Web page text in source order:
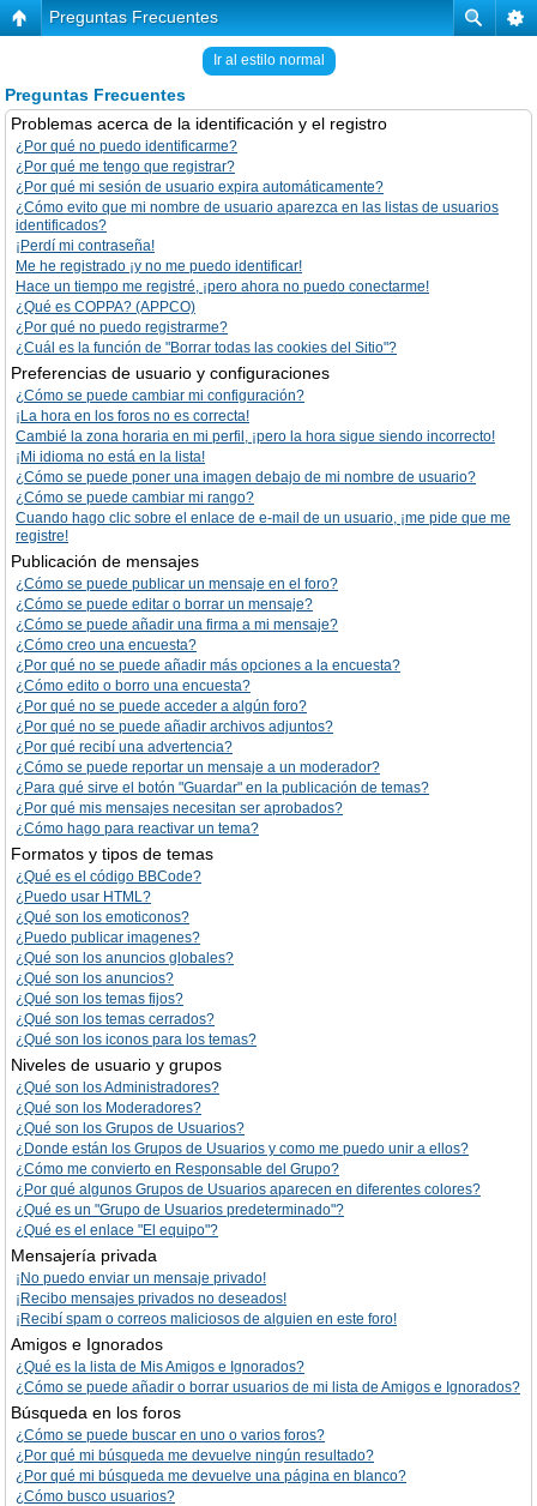
Preguntas Frecuentes
Ir al estilo normal
Preguntas Frecuentes
Problemas acerca de la identificación y el registro
¿Por qué no puedo identificarme?
¿Por qué me tengo que registrar?
¿Por qué mi sesión de usuario expira automáticamente?
¿Cómo evito que mi nombre de usuario aparezca en las listas de usuarios
identificados?
¡Perdí mi contraseña!
Me he registrado ¡y no me puedo identificar!
Hace un tiempo me registré, ¡pero ahora no puedo conectarme!
¿Qué es COPPA? (APPCO)
¿Por qué no puedo registrarme?
¿Cuál es la función de "Borrar todas las cookies del Sitio"?
Preferencias de usuario y configuraciones
¿Cómo se puede cambiar mi configuración?
¡La hora en los foros no es correcta!
Cambié la zona horaria en mi perfil, ¡pero la hora sigue siendo incorrecto!
¡Mi idioma no está en la lista!
¿Cómo se puede poner una imagen debajo de mi nombre de usuario?
¿Cómo se puede cambiar mi rango?
Cuando hago clic sobre el enlace de e-mail de un usuario, ¡me pide que me
registre!
Publicación de mensajes
¿Cómo se puede publicar un mensaje en el foro?
¿Cómo se puede editar o borrar un mensaje?
¿Cómo se puede añadir una firma a mi mensaje?
¿Cómo creo una encuesta?
¿Por qué no se puede añadir más opciones a la encuesta?
¿Cómo edito o borro una encuesta?
¿Por qué no se puede acceder a algún foro?
¿Por qué no se puede añadir archivos adjuntos?
¿Por qué recibí una advertencia?
¿Cómo se puede reportar un mensaje a un moderador?
¿Para qué sirve el botón "Guardar" en la publicación de temas?
¿Por qué mis mensajes necesitan ser aprobados?
¿Cómo hago para reactivar un tema?
Formatos y tipos de temas
¿Qué es el código BBCode?
¿Puedo usar HTML?
¿Qué son los emoticonos?
¿Puedo publicar imagenes?
¿Qué son los anuncios globales?
¿Qué son los anuncios?
¿Qué son los temas fijos?
¿Qué son los temas cerrados?
¿Qué son los iconos para los temas?
Niveles de usuario y grupos
¿Qué son los Administradores?
¿Qué son los Moderadores?
¿Qué son los Grupos de Usuarios?
¿Donde están los Grupos de Usuarios y como me puedo unir a ellos?
¿Cómo me convierto en Responsable del Grupo?
¿Por qué algunos Grupos de Usuarios aparecen en diferentes colores?
¿Qué es un "Grupo de Usuarios predeterminado"?
¿Qué es el enlace "El equipo"?
Mensajería privada
¡No puedo enviar un mensaje privado!
¡Recibo mensajes privados no deseados!
¡Recibí spam o correos maliciosos de alguien en este foro!
Amigos e Ignorados
¿Qué es la lista de Mis Amigos e Ignorados?
¿Cómo se puede añadir o borrar usuarios de mi lista de Amigos e Ignorados?
Búsqueda en los foros
¿Cómo se puede buscar en uno o varios foros?
¿Por qué mi búsqueda me devuelve ningún resultado?
¿Por qué mi búsqueda me devuelve una página en blanco?
¿Cómo busco usuarios?